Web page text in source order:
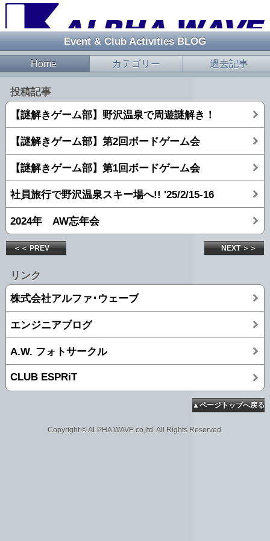
Event & Club Activities BLOG
Home カテゴリー 過去記事
投稿記事
【謎解きゲーム部】野沢温泉で周遊謎解き！
【謎解きゲーム部】第2回ボードゲーム会
【謎解きゲーム部】第1回ボードゲーム会
社員旅行で野沢温泉スキー場へ!! '25/2/15-16
2024年 AW忘年会
＜＜ PREV NEXT ＞＞
リンク
株式会社アルファ･ウェーブ
エンジニアブログ
A.W. フォトサークル
CLUB ESPRiT
▲ページトップへ戻る
Copyright © ALPHA WAVE.co,ltd. All Rights Reserved.